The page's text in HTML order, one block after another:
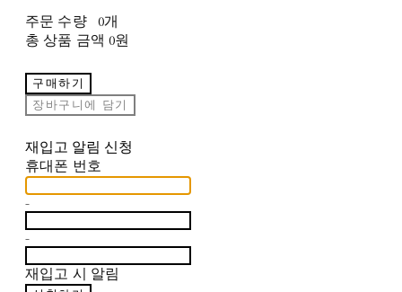
주문 수량
0개
총 상품 금액 0원
구매하기
장바구니에 담기
재입고 알림 신청
휴대폰 번호
-
-
재입고 시 알림